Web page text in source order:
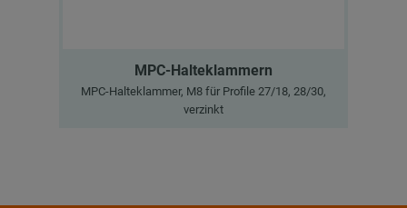
MPC-Halteklammern
MPC-Halteklammer, M8 für Profile 27/18, 28/30,
verzinkt